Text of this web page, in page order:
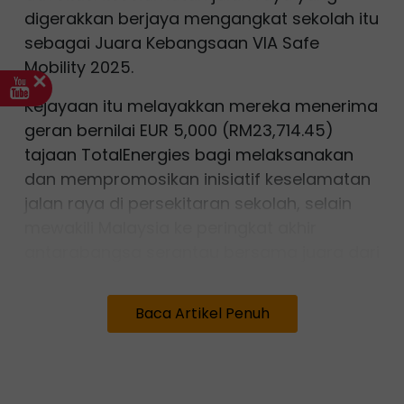
digerakkan berjaya mengangkat sekolah itu
sebagai Juara Kebangsaan VIA Safe
Mobility 2025.
Kejayaan itu melayakkan mereka menerima
geran bernilai EUR 5,000 (RM23,714.45)
tajaan TotalEnergies bagi melaksanakan
dan mempromosikan inisiatif keselamatan
jalan raya di persekitaran sekolah, selain
yang melibatkan penyertaan 24 negara.
VIA Safe Mobility merupakan inisiatif
Baca Artikel Penuh